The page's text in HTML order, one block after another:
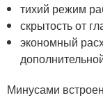
тихий режим
скрытость от
экономный
Минусами